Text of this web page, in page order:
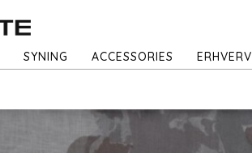
SYNING ACCESSORIES ERHVERV